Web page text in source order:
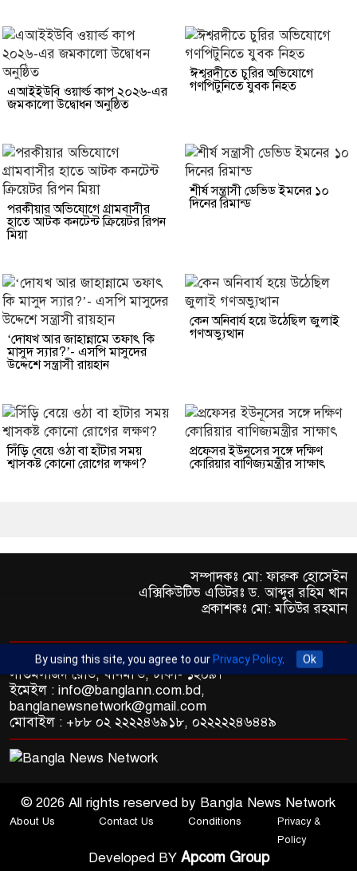
এআইইউবি ওয়ার্ল্ড কাপ ২০২৬-এর
জমকালো উদ্বোধন অনুষ্ঠিত
ঈশ্বরদীতে চুরির অভিযোগে
গণপিটুনিতে যুবক নিহত
পরকীয়ার অভিযোগে গ্রামবাসীর
হাতে আটক কনটেন্ট ক্রিয়েটর রিপন
মিয়া
শীর্ষ সন্ত্রাসী ডেভিড ইমনের ১০
দিনের রিমান্ড
‘দোযখ আর জাহান্নামে তফাৎ কি
মাসুদ স্যার?’- এসপি মাসুদের
উদ্দেশে সন্ত্রাসী রায়হান
কেন অনিবার্য হয়ে উঠেছিল জুলাই
গণঅভ্যুত্থান
সিঁড়ি বেয়ে ওঠা বা হাঁটার সময়
শ্বাসকষ্ট কোনো রোগের লক্ষণ?
প্রফেসর ইউনূসের সঙ্গে দক্ষিণ
কোরিয়ার বাণিজ্যমন্ত্রীর সাক্ষাৎ
সম্পাদকঃ মো: ফারুক হোসেইন
এক্সিকিউটিভ এডিটরঃ ড. আব্দুর রহিম খান
প্রকাশকঃ মো: মতিউর রহমান
অফিস : রুপায়ন জেড. আর প্লাজা (৯তলা), প্লট- ৪৬,রোড নং- ৯/এ,
সাতমসজিদ রোড, ধানমন্ডি, ঢাকা- ১২০৯।
ইমেইল : info@banglann.com.bd,
banglanewsnetwork@gmail.com
মোবাইল : +৮৮ ০২ ২২২২৪৬৯১৮, ০২২২২২৪৬৪৪৯
© 2026 All rights reserved by Bangla News Network
About Us Contact Us Conditions
Privacy &
Policy
Developed BY Apcom Group
By using this site, you agree to our Privacy Policy. Ok